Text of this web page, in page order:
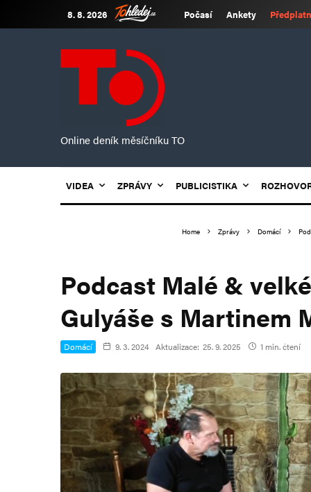
8. 8. 2026 Počasí Ankety
Online deník měsíčníku TO
VIDEA ZPRÁVY PUBLICISTIKA
Home Zprávy Domácí
Podcast Malé &
Gulyáše s Martinem
Domácí 9. 3. 2024 Aktualizace: 25. 9. 2025 1 min. čtení